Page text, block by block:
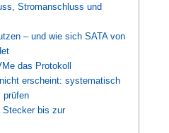
Stromanschluss und
– und wie sich SATA von
das Protokoll
erscheint: systematisch
prüfen
Stecker bis zur